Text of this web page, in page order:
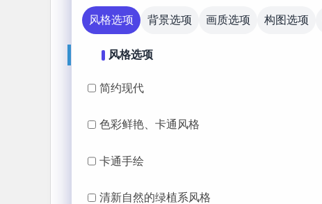
风格选项 背景选项 画质选项 构图选项
风格选项
简约现代
色彩鲜艳、卡通风格
卡通手绘
清新自然的绿植系风格